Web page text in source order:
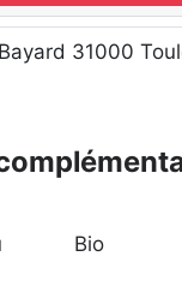
31000
Bio